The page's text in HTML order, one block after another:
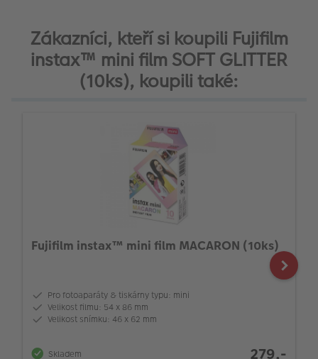
Zákazníci, kteří si koupili Fujifilm
instax™ mini film SOFT GLITTER
(10ks), koupili také:
Fujifilm instax™ mini film MACARON (10ks)
Pro fotoaparáty & tiskárny typu: mini
Velikost filmu: 54 x 86 mm
Velikost snímku: 46 x 62 mm
Skladem 279,-